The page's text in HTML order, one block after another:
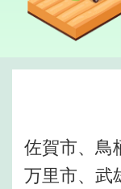
佐賀市、鳥
万里市、武